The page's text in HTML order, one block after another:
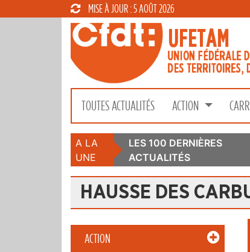
MISE À JOUR : 5 AOÛT 2026
TOUTES ACTUALITÉS ACTION
A LA
UNE
LES 100 DERNIÈRES
ACTUALITÉS
HAUSSE DES
ACTION